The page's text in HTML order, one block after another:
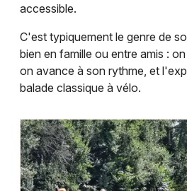
accessible.
C'est typiquement le genre de
bien en famille ou entre amis :
on avance à son rythme, et
balade classique à vélo.